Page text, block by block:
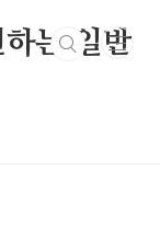
는 일반